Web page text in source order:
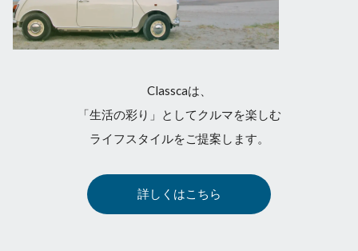
Classcaは、
「生活の彩り」としてクルマを楽しむ
ライフスタイルをご提案します。
詳しくはこちら